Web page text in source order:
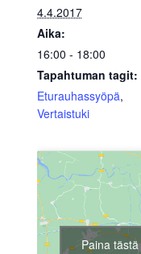
4.4.2017
Aika:
16:00 - 18:00
Tapahtuman tagit:
Eturauhassyöpä,
Vertaistuki
Paina